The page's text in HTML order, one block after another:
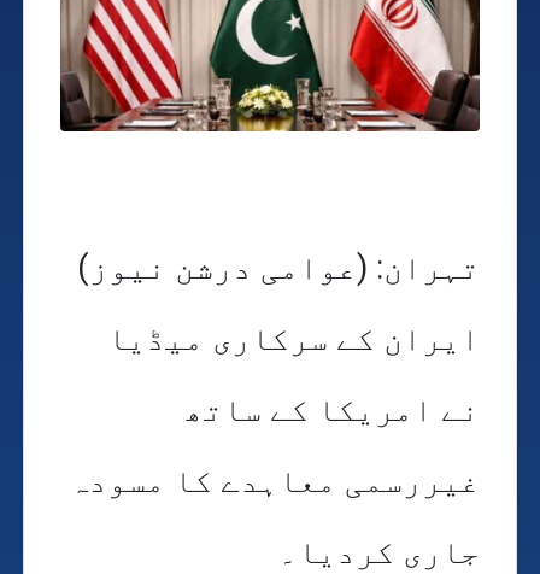
تہران: (عوامی درشن نیوز)
ایران کے سرکاری میڈیا
نے امریکا کے ساتھ
غیررسمی معاہدے کا مسودہ
جاری کردیا۔